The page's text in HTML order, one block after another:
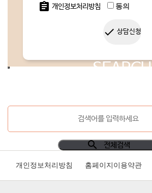
assignment 개인정보처리방침 동의
done 상담신청
SEARCH
search 전체검색
개인정보처리방침 홈페이지이용약관